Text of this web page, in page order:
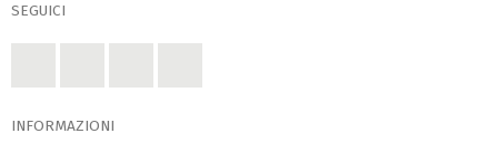
SEGUICI
INFORMAZIONI